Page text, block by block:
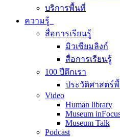
บริการพื้นที่
ความรู้
สื่อการเรียนรู้
มิวเซียมลิงก์
สื่อการเรียนรู้
100 ปีตึกเรา
ประวัติศาสตร์
Video
Human library
Museum
Museum Talk
Podcast